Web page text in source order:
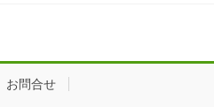
お問合せ